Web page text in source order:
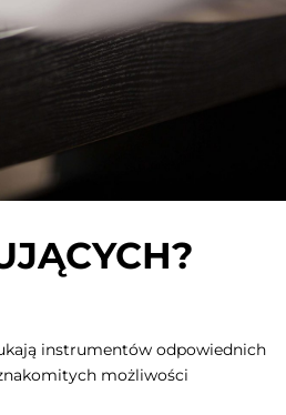
instrumentów odpowiednich
możliwości